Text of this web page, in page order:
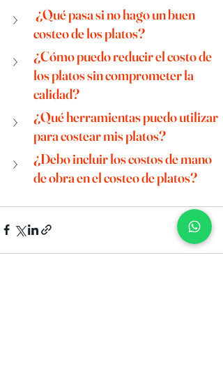
¿Qué pasa si no hago un buen
costeo de los platos?
¿Cómo puedo reducir el costo de
los platos sin comprometer la
calidad?
¿Qué herramientas puedo utilizar
para costear mis platos?
¿Debo incluir los costos de mano
de obra en el costeo de platos?